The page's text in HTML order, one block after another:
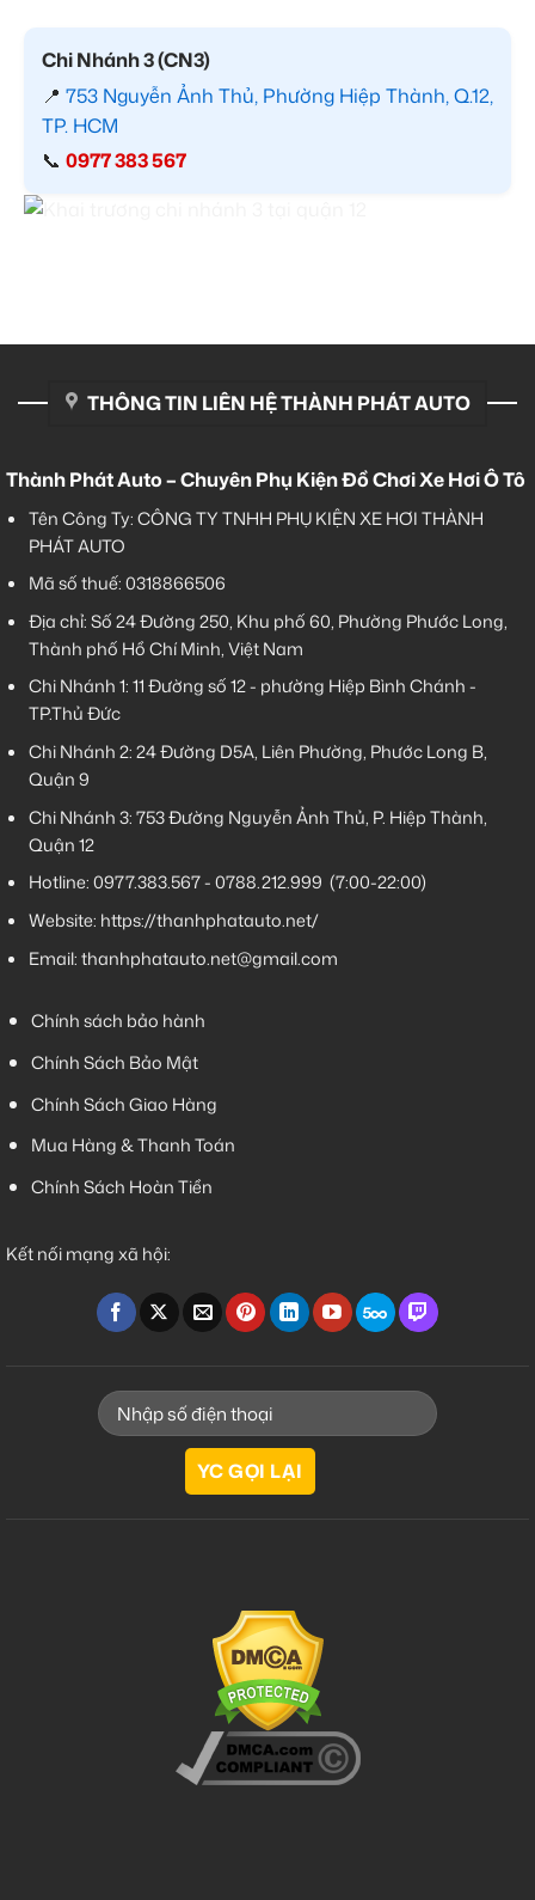
Chi Nhánh 3 (CN3)
📍 753 Nguyễn Ảnh Thủ, Phường Hiệp Thành, Q.12,
TP. HCM
📞 0977 383 567
THÔNG TIN LIÊN HỆ THÀNH PHÁT AUTO
Thành Phát Auto – Chuyên Phụ Kiện Đồ Chơi Xe Hơi Ô Tô
Tên Công Ty: CÔNG TY TNHH PHỤ KIỆN XE HƠI THÀNH
PHÁT AUTO
Mã số thuế: 0318866506
Địa chỉ: Số 24 Đường 250, Khu phố 60, Phường Phước Long,
Thành phố Hồ Chí Minh, Việt Nam
Chi Nhánh 1:11 Đường số 12 - phường Hiệp Bình Chánh -
TP.Thủ Đức
Chi Nhánh 2:24 Đường D5A, Liên Phường, Phước Long B,
Quận 9
Chi Nhánh 3:753 Đường Nguyễn Ảnh Thủ, P. Hiệp Thành,
Quận 12
Hotline:0977.383.567-0788.212.999 (7:00-22:00)
Website: https://thanhphatauto.net/
Email:thanhphatauto.net@gmail.com
Chính sách bảo hành
Chính Sách Bảo Mật
Chính Sách Giao Hàng
Mua Hàng & Thanh Toán
Chính Sách Hoàn Tiền
Kết nối mạng xã hội: